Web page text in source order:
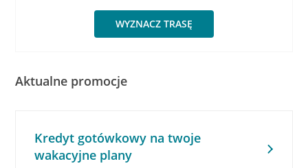
WYZNACZ TRASĘ
Aktualne promocje
Kredyt gotówkowy na twoje
wakacyjne plany